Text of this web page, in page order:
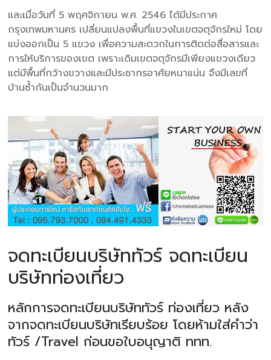
และเมื่อวันที่ 5 พฤศจิกายน พ.ศ. 2546 ได้มีประกาศ
กรุงเทพมหานคร เปลี่ยนแปลงพื้นที่แขวงในเขตจตุจักรใหม่ โดย
แบ่งออกเป็น 5 แขวง เพื่อความสะดวกในการติดต่อสื่อสารและ
การให้บริการของเขต เพราะเดิมเขตจตุจักรมีเพียงแขวงเดียว
แต่มีพื้นที่กว้างขวางและมีประชากรอาศัยหนาแน่น จึงมีเลขที่
บ้านซ้ำกันเป็นจำนวนมาก
จดทะเบียนบริษัททัวร์ จดทะเบียน
บริษัทท่องเที่ยว
หลักการจดทะเบียนบริษัททัวร์ ท่องเที่ยว หลัง
จากจดทะเบียนบริษัทเรียบร้อย โดยห้ามใส่คำว่า
ทัวร์ /Travel ก่อนขอใบอนุญาติ ททท.